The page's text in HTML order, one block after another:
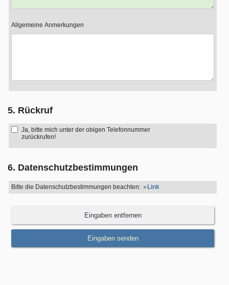
Allgemeine Anmerkungen
5. Rückruf
Ja, bitte mich unter der obigen Telefonnummer
zurückrufen!
6. Datenschutzbestimmungen
Bitte die Datenschutzbestimmungen beachten: Link